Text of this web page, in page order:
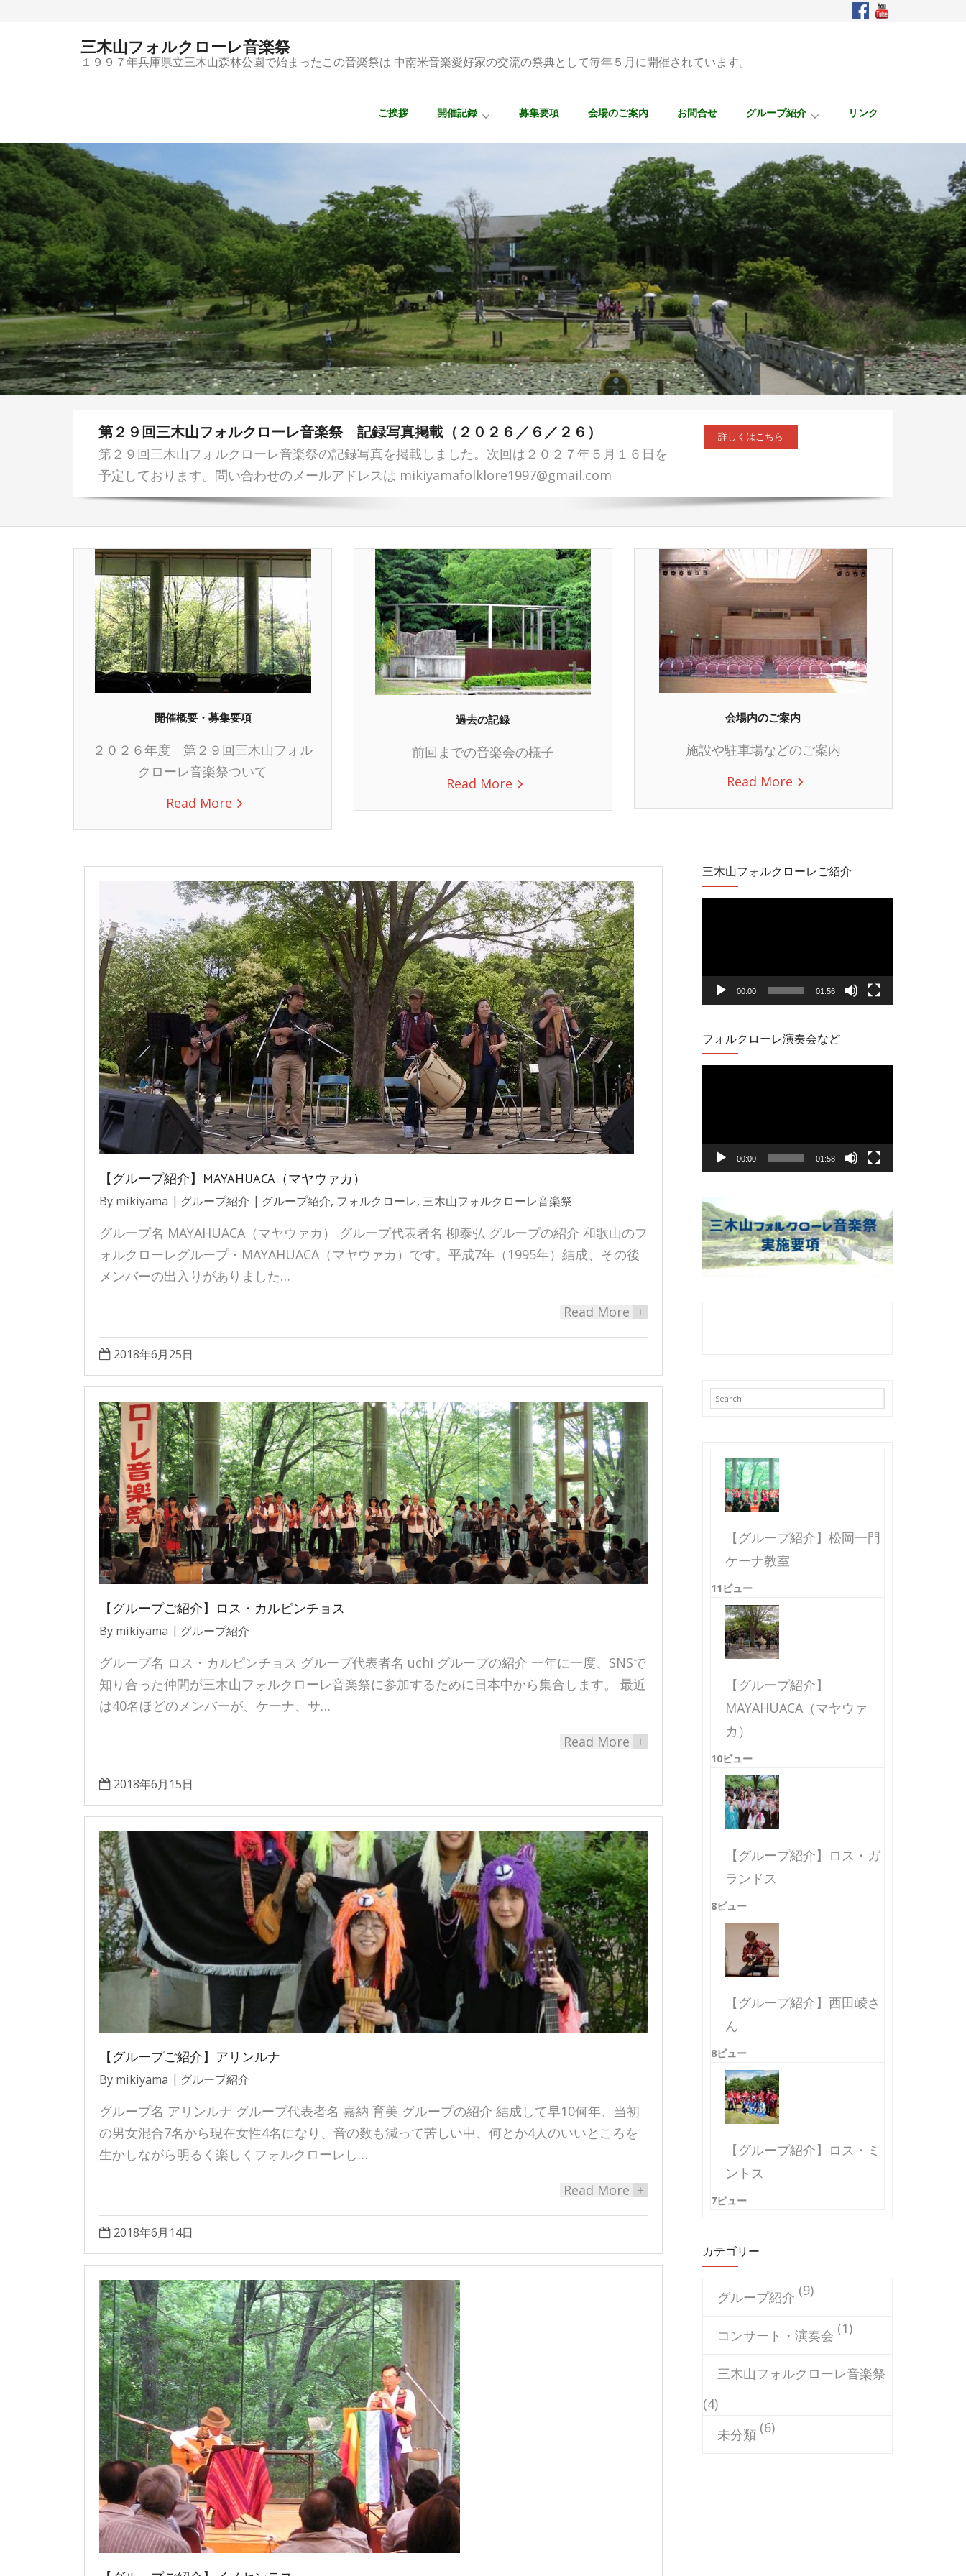
三木山フォルクローレ音楽祭
１９９７年兵庫県立三木山森林公園で始まったこの音楽祭は 中南米音楽愛好家の交流の祭典として毎年５月に開催されています。
ご挨拶 開催記録 募集要項 会場のご案内 お問合せ グループ紹介 リンク
第２９回三木山フォルクローレ音楽祭 記録写真掲載（２０２６／６／２６）
第２９回三木山フォルクローレ音楽祭の記録写真を掲載しました。次回は２０２７年５月１６日を
予定しております。問い合わせのメールアドレスは mikiyamafolklore1997@gmail.com
詳しくはこちら
開催概要・募集要項
２０２６年度 第２９回三木山フォル
クローレ音楽祭ついて
Read More
過去の記録
前回までの音楽会の様子
Read More
会場内のご案内
施設や駐車場などのご案内
Read More
【グループ紹介】MAYAHUACA（マヤウァカ）
By mikiyama グループ紹介 グループ紹介, フォルクローレ, 三木山フォルクローレ音楽祭
グループ名 MAYAHUACA（マヤウァカ） グループ代表者名 柳泰弘 グループの紹介 和歌山のフ
ォルクローレグループ・MAYAHUACA（マヤウァカ）です。平成7年（1995年）結成、その後
メンバーの出入りがありました…
Read More +
2018年6月25日
【グループご紹介】ロス・カルピンチョス
By mikiyama グループ紹介
グループ名 ロス・カルピンチョス グループ代表者名 uchi グループの紹介 一年に一度、SNSで
知り合った仲間が三木山フォルクローレ音楽祭に参加するために日本中から集合します。 最近
は40名ほどのメンバーが、ケーナ、サ…
Read More +
2018年6月15日
【グループご紹介】アリンルナ
By mikiyama グループ紹介
グループ名 アリンルナ グループ代表者名 嘉納 育美 グループの紹介 結成して早10何年、当初
の男女混合7名から現在女性4名になり、音の数も減って苦しい中、何とか4人のいいところを
生かしながら明るく楽しくフォルクローレし…
Read More +
2018年6月14日
三木山フォルクローレご紹介
レ
ー
ー
00:00 01:56
フォルクローレ演奏会など
レ
ー
ー
00:00 01:58
【グループ紹介】松岡一門
ケーナ教室
11ビュー
【グループ紹介】
MAYAHUACA（マヤウァ
カ）
10ビュー
【グループ紹介】ロス・ガ
ランドス
8ビュー
【グループ紹介】西田崚さ
ん
8ビュー
【グループ紹介】ロス・ミ
ントス
7ビュー
カテゴリー
グループ紹介 (9)
コンサート・演奏会 (1)
三木山フォルクローレ音楽祭
(4)
未分類 (6)